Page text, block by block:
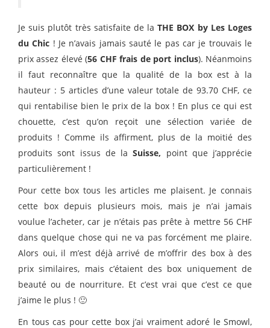
Je suis plutôt très satisfaite de laTHE BOX by Les Loges
du Chic ! Je n’avais jamais sauté le pas car je trouvais le
prix assez élevé (56 CHF frais de port inclus). Néanmoins
il faut reconnaître que la qualité de la box est à la
hauteur : 5 articles d’une valeur totale de 93.70 CHF, ce
qui rentabilise bien le prix de la box ! En plus ce qui est
chouette, c’est qu’on reçoit une sélection variée de
produits ! Comme ils affirment, plus de la moitié des
produits sont issus de laSuisse, point que j’apprécie
particulièrement !
Pour cette box tous les articles me plaisent. Je connais
cette box depuis plusieurs mois, mais je n’ai jamais
voulue l’acheter, car je n’étais pas prête à mettre 56 CHF
dans quelque chose qui ne va pas forcément me plaire.
Alors oui, il m’est déjà arrivé de m’offrir des box à des
prix similaires, mais c’étaient des box uniquement de
beauté ou de nourriture. Et c’est vrai que c’est ce que
j’aime le plus ! 🙂
En tous cas pour cette box j’ai vraiment adoré le Smowl,